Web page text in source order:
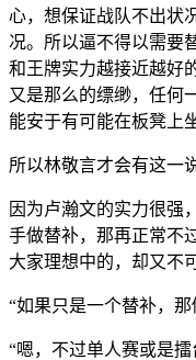
心，想保证战队不出状
况。所以逼不得以需要
和王牌实力越接近越好
又是那么的缥缈，任何
能安于有可能在板凳上
所以林敬言才会有这一
因为卢瀚文的实力很强
手做替补，那再正常不
大家理想中的，却又不
“如果只是一个替补，那
“嗯，不过单人赛或是